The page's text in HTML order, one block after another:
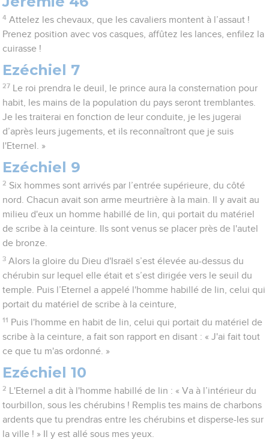
4 Attelez les chevaux, que les cavaliers montent à l’assaut !
Prenez position avec vos casques, affûtez les lances, enfilez la
cuirasse !
Ezéchiel 7
27
Le roi prendra le deuil, le prince aura la consternation pour
habit, les mains de la population du pays seront tremblantes.
Je les traiterai en fonction de leur conduite, je les jugerai
d’après leurs jugements, et ils reconnaîtront que je suis
l'Eternel. »
Ezéchiel 9
2 Six hommes sont arrivés par l’entrée supérieure, du côté
nord. Chacun avait son arme meurtrière à la main. Il y avait au
milieu d'eux un homme habillé de lin, qui portait du matériel
de scribe à la ceinture. Ils sont venus se placer près de l'autel
de bronze.
3 Alors la gloire du Dieu d'Israël s’est élevée au-dessus du
chérubin sur lequel elle était et s’est dirigée vers le seuil du
temple. Puis l’Eternel a appelé l'homme habillé de lin, celui qui
portait du matériel de scribe à la ceinture,
11 Puis l'homme en habit de lin, celui qui portait du matériel de
scribe à la ceinture, a fait son rapport en disant : « J'ai fait tout
ce que tu m'as ordonné. »
Ezéchiel 10
2
L'Eternel a dit à l'homme habillé de lin : « Va à l’intérieur du
tourbillon, sous les chérubins ! Remplis tes mains de charbons
ardents que tu prendras entre les chérubins et disperse-les sur
la ville ! » Il y est allé sous mes yeux.